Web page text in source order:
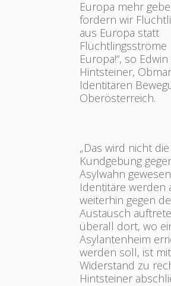
Europa mehr
fordern wir
aus Europa statt
Flüchtlingsströme
Europa!“, so Edwin
Hintsteiner,
Identitären
Oberösterreich.
„Das wird nicht
Kundgebung
Asylwahn
Identitäre werden
weiterhin gegen
Austausch
überall dort, wo
Asylantenheim
werden soll, ist
Widerstand zu
Hintsteiner